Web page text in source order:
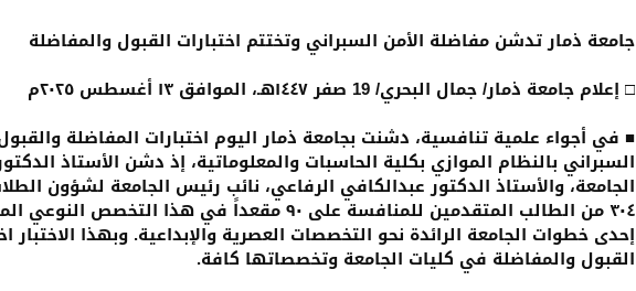
جامعة ذمار تدشن مفاضلة الأمن السبراني وتختتم اختبارات القبول والمفاضلة
□ إعلام جامعة ذمار/ جمال البحري/ 19 صفر ١٤٤٧هـ، الموافق ١٣ أغسطس ٢٠٢٥م
■ في أجواء علمية تنافسية، دشنت بجامعة ذمار اليوم اختبارات المفاضلة
السبراني بالنظام الموازي بكلية الحاسبات والمعلوماتية، إذ دشن الأستاذ
الجامعة، والأستاذ الدكتور عبدالكافي الرفاعي، نائب رئيس الجامعة لشؤون
٣٠٤ من الطالب المتقدمين للمنافسة على ٩٠ مقعداً في هذا
إحدى خطوات الجامعة الرائدة نحو التخصصات العصرية والإبداعية. وبهذا الاختبار
القبول والمفاضلة في كليات الجامعة وتخصصاتها كافة.